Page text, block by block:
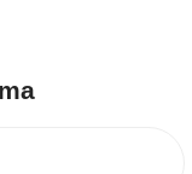
tarafımıza